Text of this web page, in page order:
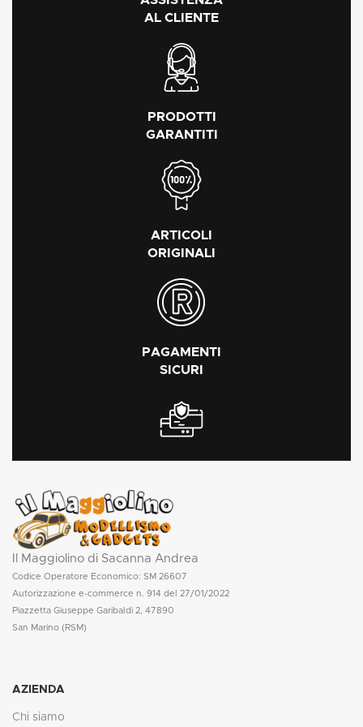
AL CLIENTE
PRODOTTI
GARANTITI
ARTICOLI
ORIGINALI
PAGAMENTI
SICURI
Il Maggiolino di Sacanna Andrea
Codice Operatore Economico: SM 26607
Autorizzazione e-commerce n. 914 del 27/01/2022
Piazzetta Giuseppe Garibaldi 2, 47890
San Marino (RSM)
AZIENDA
Chi siamo